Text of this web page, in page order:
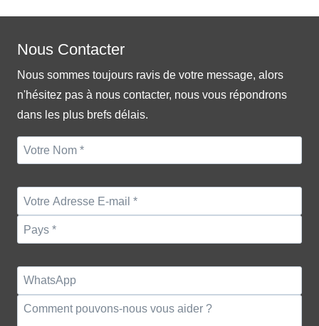
Nous Contacter
Nous sommes toujours ravis de votre message, alors
n'hésitez pas à nous contacter, nous vous répondrons
dans les plus brefs délais.